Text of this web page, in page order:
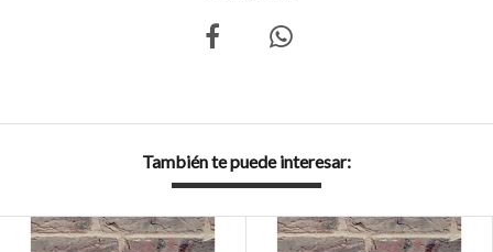
También te puede interesar: